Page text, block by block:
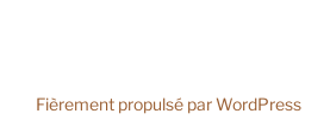
Fièrement propulsé par WordPress